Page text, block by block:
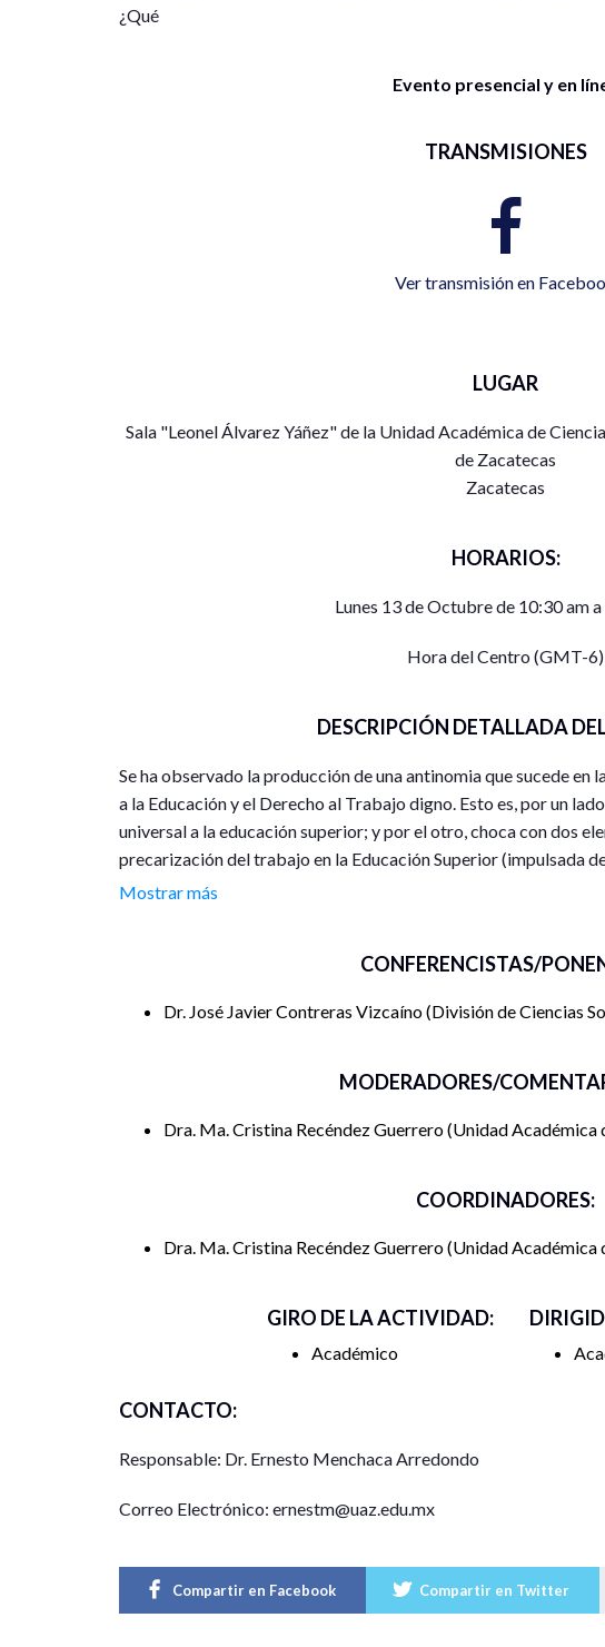
¿Qué
Evento presencial y en
TRANSMISIONES
Ver transmisión en
LUGAR
Sala "Leonel Álvarez Yáñez" de la Unidad Académica de
de Zacatecas
Zacatecas
HORARIOS:
Lunes 13 de Octubre de 10:30 am
Hora del Centro (GMT-6)
DESCRIPCIÓN DETALLADA
Se ha observado la producción de una antinomia que sucede en
a la Educación y el Derecho al Trabajo digno. Esto es, por un
universal a la educación superior; y por el otro, choca con dos
precarización del trabajo en la Educación Superior (impulsada
del trabajo en éste ámbito. El planteamiento parte de las
¿Qué tensiones y conflictos se están produciendo?
Mostrar más
CONFERENCISTAS/
Dr. José Javier Contreras Vizcaíno División de Ciencias
MODERADORES/
Dra. Ma. Cristina Recéndez Guerrero Unidad Académica
COORDINADORES:
Dra. Ma. Cristina Recéndez Guerrero Unidad Académica
GIRO DE LA ACTIVIDAD:
Académico
CONTACTO:
Responsable: Dr. Ernesto Menchaca Arredondo
Correo Electrónico: ernestm@uaz.edu.mx
Compartir en Facebook Compartir en Twitter